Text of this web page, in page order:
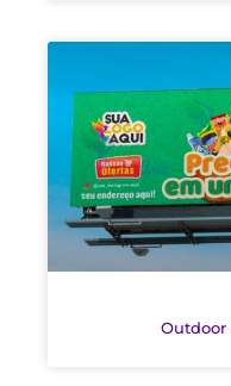
Outdoor